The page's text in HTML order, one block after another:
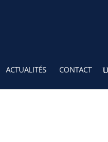
ACTUALITÉS CONTACT